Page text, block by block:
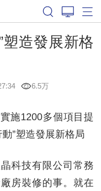
塑造發展新格
6.5万
1200多個項目提
”塑造發展新格局
科技有限公司常務
房裝修的事。就在